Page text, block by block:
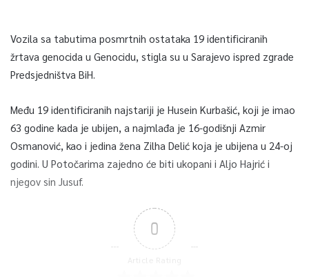
Vozila sa tabutima posmrtnih ostataka 19 identificiranih
žrtava genocida u Genocidu, stigla su u Sarajevo ispred zgrade
Predsjedništva BiH.
Među 19 identificiranih najstariji je Husein Kurbašić, koji je imao
63 godine kada je ubijen, a najmlađa je 16-godišnji Azmir
Osmanović, kao i jedina žena Zilha Delić koja je ubijena u 24-oj
godini. U Potočarima zajedno će biti ukopani i Aljo Hajrić i
njegov sin Jusuf.
0
Article Rating